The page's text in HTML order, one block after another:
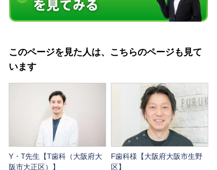
このページを見た人は、こちらのページも見て
います
Y・T先生【T歯科（大阪府大
阪市大正区）】
F歯科様【大阪府大阪市生野
区】